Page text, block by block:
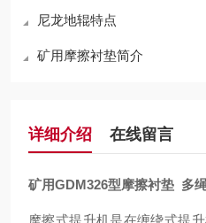
尼龙地辊特点
矿用摩擦衬垫简介
详细介绍 在线留言
矿用GDM326型摩擦衬垫 多
摩擦式提升机是在缠绕式提